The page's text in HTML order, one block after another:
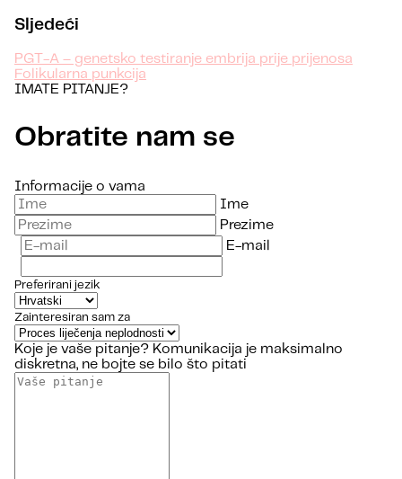
Sljedeći
PGT-A – genetsko testiranje embrija prije prijenosa
Folikularna punkcija
IMATE PITANJE?
Obratite nam se
Informacije o vama
Ime
Prezime
E-mail
Preferirani jezik
Zainteresiran sam za
Koje je vaše pitanje? Komunikacija je maksimalno
diskretna, ne bojte se bilo što pitati